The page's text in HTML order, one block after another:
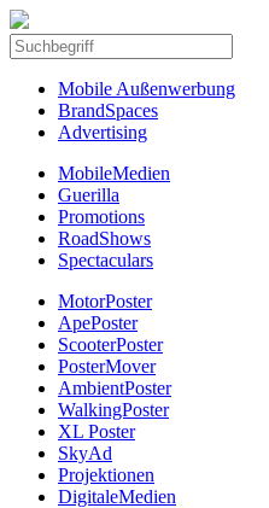
Mobile Außenwerbung
BrandSpaces
Advertising
MobileMedien
Guerilla
Promotions
RoadShows
Spectaculars
MotorPoster
ApePoster
ScooterPoster
PosterMover
AmbientPoster
WalkingPoster
XL Poster
SkyAd
Projektionen
DigitaleMedien